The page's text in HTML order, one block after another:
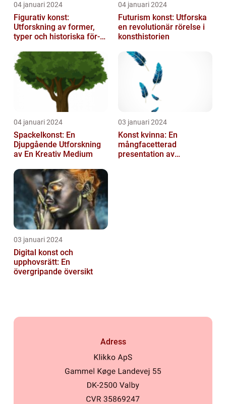
04 januari 2024
Figurativ konst:
Utforskning av former,
typer och historiska för-
04 januari 2024
Futurism konst: Utforska
en revolutionär rörelse i
konsthistorien
04 januari 2024
Spackelkonst: En
Djupgående Utforskning
av En Kreativ Medium
03 januari 2024
Konst kvinna: En
mångfacetterad
presentation av
03 januari 2024
Digital konst och
upphovsrätt: En
övergripande översikt
Adress